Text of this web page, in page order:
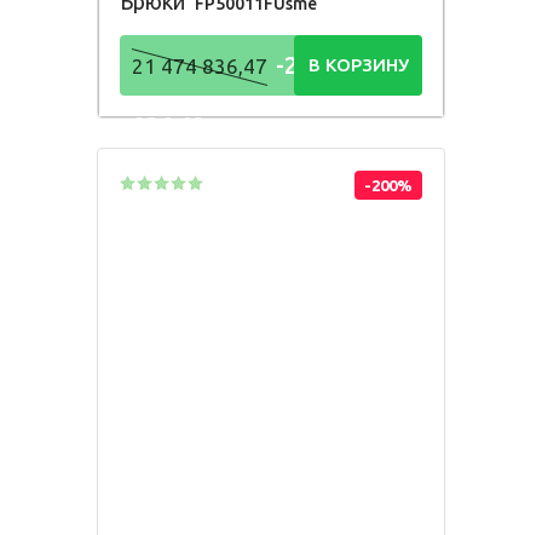
21 474 836,47 -21 474
836,48Р
В КОРЗИНУ
-200%